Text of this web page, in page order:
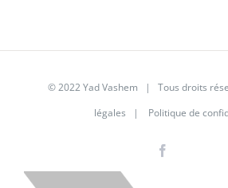
© 2022 Yad Vashem | Tous droits
légales | Politique de
X